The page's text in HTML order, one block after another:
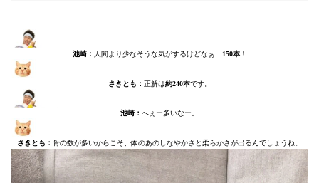
池崎： 人間より少なそうな気がするけどなぁ… 150本！
さきとも： 正解は約240本です。
池崎： へぇー多いなー。
さきとも： 骨の数が多いからこそ、体のあのしなやかさと柔らかさが出るんでしょうね。